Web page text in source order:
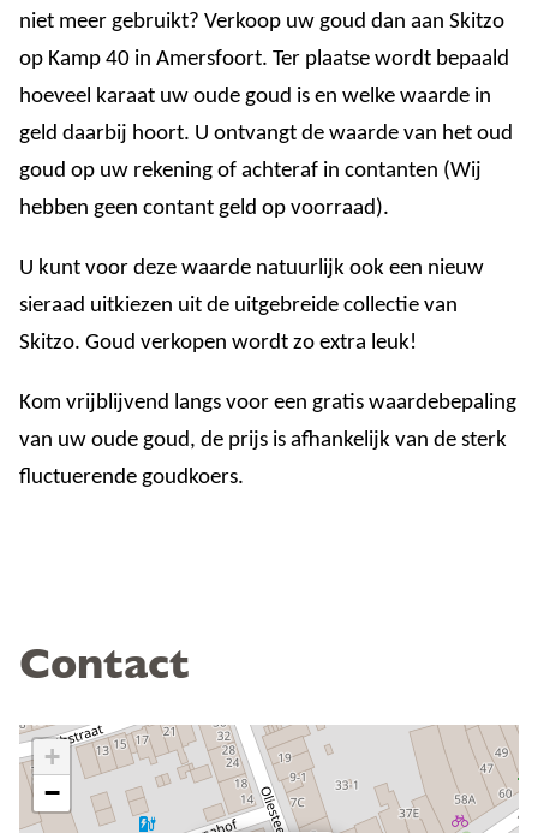
niet meer gebruikt? Verkoop uw goud dan aan Skitzo
op Kamp 40 in Amersfoort. Ter plaatse wordt bepaald
hoeveel karaat uw oude goud is en welke waarde in
geld daarbij hoort. U ontvangt de waarde van het oud
goud op uw rekening of achteraf in contanten (Wij
hebben geen contant geld op voorraad).
U kunt voor deze waarde natuurlijk ook een nieuw
sieraad uitkiezen uit de uitgebreide collectie van
Skitzo. Goud verkopen wordt zo extra leuk!
Kom vrijblijvend langs voor een gratis waardebepaling
van uw oude goud, de prijs is afhankelijk van de sterk
fluctuerende goudkoers.
Contact
+
−